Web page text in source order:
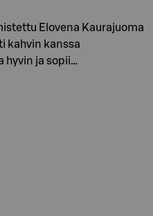
Elovena Kaurajuoma
kahvin kanssa
hyvin ja sopii…